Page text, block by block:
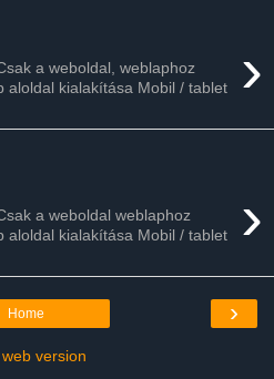
›
a weboldal, weblaphoz
aloldal kialakítása Mobil / tablet
›
a weboldal weblaphoz
aloldal kialakítása Mobil / tablet
›
Home
version